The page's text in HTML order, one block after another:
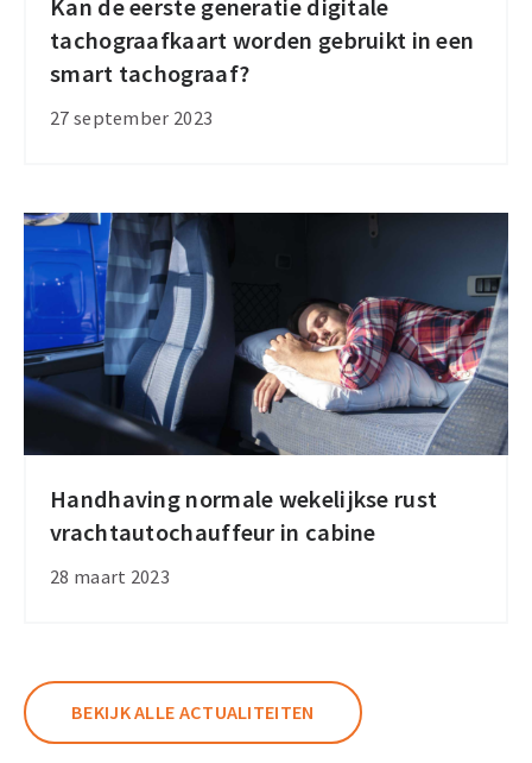
Kan de eerste generatie digitale
tachograafkaart worden gebruikt in een
smart tachograaf?
27 september 2023
Kan
de
eerste
generatie
worden
gebruikt
in
een
smart
tachograaf?
Handhaving normale wekelijkse rust
vrachtautochauffeur in cabine
28 maart 2023
Handhaving
normale
wekelijkse
BEKIJK ALLE ACTUALITEITEN